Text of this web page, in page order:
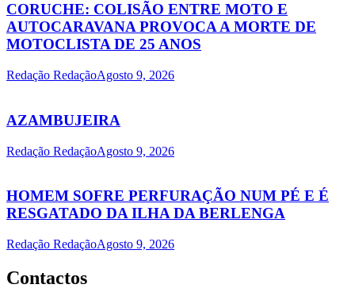
CORUCHE: COLISÃO ENTRE MOTO E
AUTOCARAVANA PROVOCA A MORTE DE
MOTOCLISTA DE 25 ANOS
Redação RedaçãoAgosto 9, 2026
AZAMBUJEIRA
Redação RedaçãoAgosto 9, 2026
HOMEM SOFRE PERFURAÇÃO NUM PÉ E É
RESGATADO DA ILHA DA BERLENGA
Redação RedaçãoAgosto 9, 2026
Contactos